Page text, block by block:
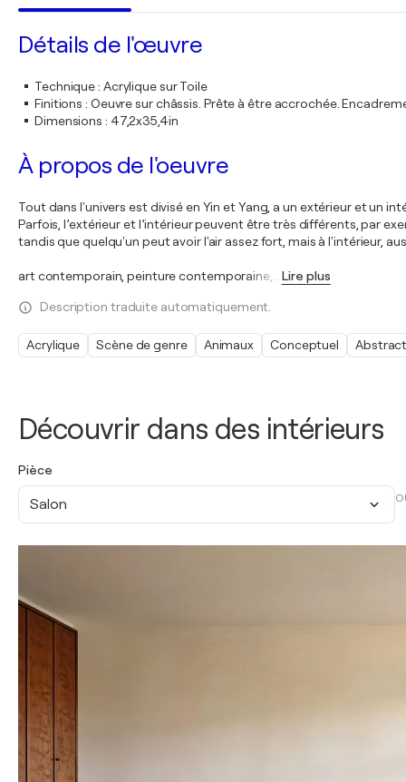
Découvrir dans des intérieurs
Pièce
Salon
Détails de l'œuvre
Technique: Acrylique sur Toile
Finitions : Oeuvre sur châssis. Prête à être accrochée.
Dimensions : 47,2x35,4in
À propos de l'oeuvre
Tout dans l'univers est divisé en Yin et Yang, a un extérieur et un
Parfois, l’extérieur et l’intérieur peuvent être très différents, par
tandis que quelqu'un peut avoir l'air assez fort, mais à l'intérieur,
art contemporain, peinture contemporaine, Lire plus
Description traduite automatiquement.
Acrylique Scène de genre Animaux Conceptuel